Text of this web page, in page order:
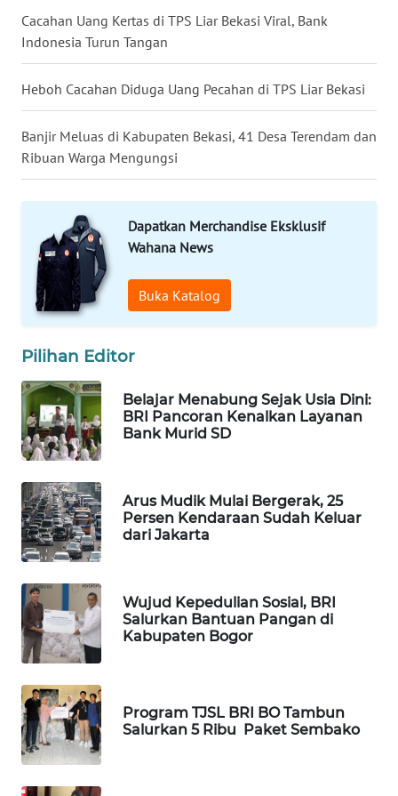
Cacahan Uang Kertas di TPS Liar Bekasi Viral, Bank
Indonesia Turun Tangan
Heboh Cacahan Diduga Uang Pecahan di TPS Liar Bekasi
Banjir Meluas di Kabupaten Bekasi, 41 Desa Terendam dan
Ribuan Warga Mengungsi
Dapatkan Merchandise Eksklusif
Wahana News
Buka Katalog
Pilihan Editor
Belajar Menabung Sejak Usia Dini:
BRI Pancoran Kenalkan Layanan
Bank Murid SD
Arus Mudik Mulai Bergerak, 25
Persen Kendaraan Sudah Keluar
dari Jakarta
Wujud Kepedulian Sosial, BRI
Salurkan Bantuan Pangan di
Kabupaten Bogor
Program TJSL BRI BO Tambun
Salurkan 5 Ribu Paket Sembako
TOBA
NIAS
WN
LANGKAT
TAPANULI
SELATAN
WN
TANJUNG
LESUNG
KARO
WN
SIMALUNGUN
WN
LABUHANBATU
TAPANULI
TENGAH
WN DELI
WN
TEBING
TINGGI